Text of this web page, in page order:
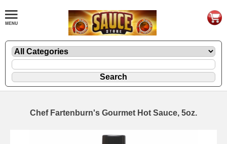
Chef Fartenburn's Gourmet Hot Sauce, 5oz.